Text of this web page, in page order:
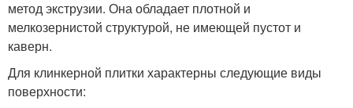
метод экструзии. Она обладает плотной и
мелкозернистой структурой, не имеющей пустот и
каверн.
Для клинкерной плитки характерны следующие виды
поверхности: